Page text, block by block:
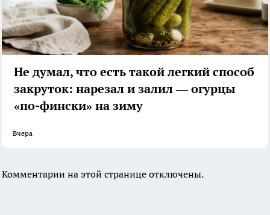
Не думал, что есть такой легкий способ
закруток: нарезал и залил — огурцы
«по-фински» на зиму
Вчера
Комментарии на этой странице отключены.